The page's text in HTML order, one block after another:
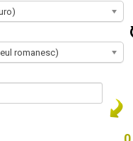
romanesc)